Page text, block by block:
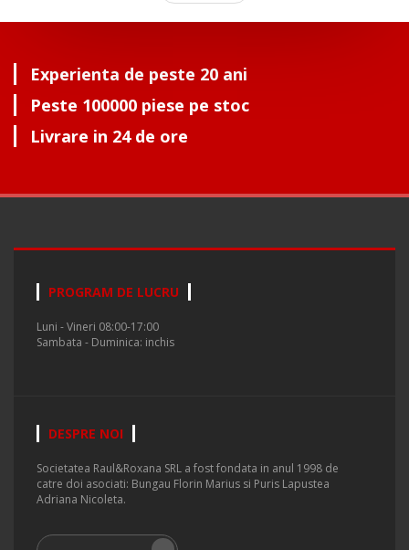
Experienta de peste 20 ani
Peste 100000 piese pe stoc
Livrare in 24 de ore
PROGRAM DE LUCRU
Luni - Vineri 08:00-17:00
Sambata - Duminica: inchis
DESPRE NOI
Societatea Raul&Roxana SRL a fost fondata in anul 1998 de
catre doi asociati: Bungau Florin Marius si Puris Lapustea
Adriana Nicoleta.